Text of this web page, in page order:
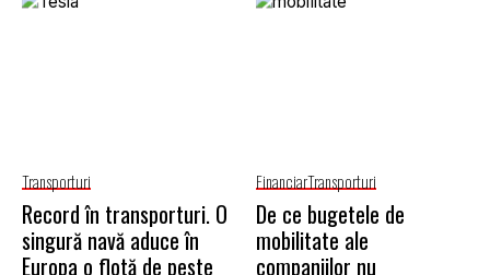
Transporturi
Record în transporturi. O
singură navă aduce în
Europa o flotă de peste
FinanciarTransporturi
De ce bugetele de
mobilitate ale
companiilor nu